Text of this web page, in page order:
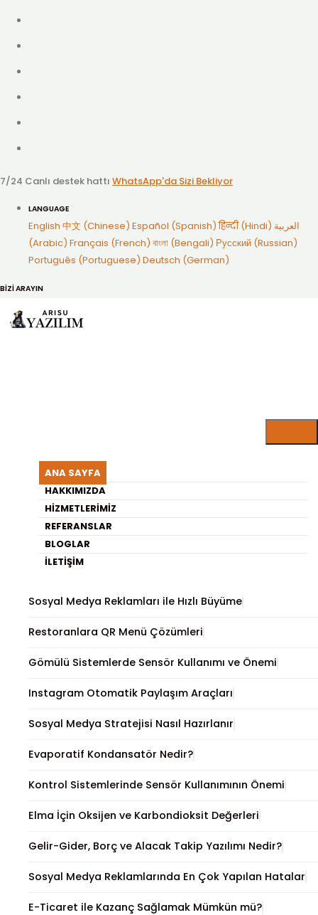
7/24 Canlı destek hattı WhatsApp'da Sizi Bekliyor
LANGUAGE
English 中文 (Chinese) Español (Spanish) हिन्दी (Hindi) العربية
(Arabic) Français (French) বাংলা (Bengali) Русский (Russian)
Português (Portuguese) Deutsch (German)
BİZİ ARAYIN
ANA SAYFA
HAKKIMIZDA
HIZMETLERIMIZ
REFERANSLAR
BLOGLAR
İLETIŞIM
Web Site Kodlama Eğitimi
Nedir?
En Son Yayınlananlar
Programlama Kursu Neden Faydalıdır?
Sosyal Medya Reklamları ile Hızlı Büyüme
Restoranlara QR Menü Çözümleri
Gömülü Sistemlerde Sensör Kullanımı ve Önemi
Instagram Otomatik Paylaşım Araçları
Sosyal Medya Stratejisi Nasıl Hazırlanır
Evaporatif Kondansatör Nedir?
Kontrol Sistemlerinde Sensör Kullanımının Önemi
Elma İçin Oksijen ve Karbondioksit Değerleri
Gelir-Gider, Borç ve Alacak Takip Yazılımı Nedir?
Sosyal Medya Reklamlarında En Çok Yapılan Hatalar
E-Ticaret ile Kazanç Sağlamak Mümkün mü?